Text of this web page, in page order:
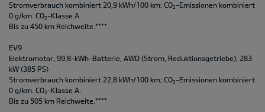
Stromverbrauch kombiniert 20,9 kWh/100 km; CO2 -Emissionen kombiniert
0 g/km. CO2 -Klasse A.
Bis zu 450 km Reichweite.****
EV9
Elektromotor, 99,8-kWh-Batterie, AWD (Strom, Reduktionsgetriebe); 283
kW (385 PS)
Stromverbrauch kombiniert 22,8 kWh/100 km; CO2 -Emissionen kombiniert
0 g/km. CO2 -Klasse A.
Bis zu 505 km Reichweite.****